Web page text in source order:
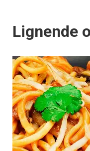
Lignende